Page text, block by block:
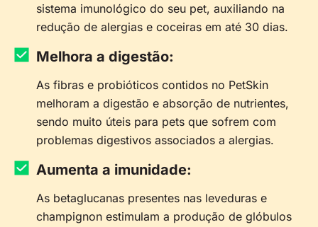
sistema imunológico do seu pet, auxiliando na
redução de alergias e coceiras em até 30 dias.
Melhora a digestão:
As fibras e probióticos contidos no PetSkin
melhoram a digestão e absorção de nutrientes,
sendo muito úteis para pets que sofrem com
problemas digestivos associados a alergias.
Aumenta a imunidade:
As betaglucanas presentes nas leveduras e
champignon estimulam a produção de glóbulos